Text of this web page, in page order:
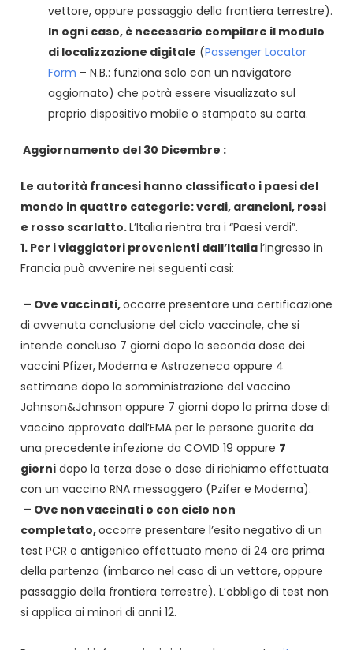
vettore, oppure passaggio della frontiera terrestre).
In ogni caso, è necessario compilare il modulo
di localizzazione digitale (Passenger Locator
Form – N.B.: funziona solo con un navigatore
aggiornato) che potrà essere visualizzato sul
proprio dispositivo mobile o stampato su carta.
Aggiornamento del 30 Dicembre :
Le autorità francesi hanno classificato i paesi del
mondo in quattro categorie: verdi, arancioni, rossi
e rosso scarlatto.L’Italia rientra tra i “Paesi verdi”.
1. Per i viaggiatori provenienti dall’Italial’ingresso in
Francia può avvenire nei seguenti casi:
– Ove vaccinati,occorre presentare una certificazione
di avvenuta conclusione del ciclo vaccinale, che si
intende concluso 7 giorni dopo la seconda dose dei
vaccini Pfizer, Moderna e Astrazeneca oppure 4
settimane dopo la somministrazione del vaccino
Johnson&Johnson oppure 7 giorni dopo la prima dose di
vaccino approvato dall’EMA per le persone guarite da
una precedente infezione da COVID 19 oppure 7
giorni dopo la terza dose o dose di richiamo effettuata
con un vaccino RNA messaggero (Pzifer e Moderna).
– Ove non vaccinati o con ciclo non
completato,occorre presentare l’esito negativo di un
test PCR o antigenico effettuato meno di 24 ore prima
della partenza (imbarco nel caso di un vettore, oppure
passaggio della frontiera terrestre). L’obbligo di test non
si applica ai minori di anni 12.